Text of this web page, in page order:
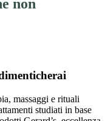
non
massaggi e rituali
studiati in base